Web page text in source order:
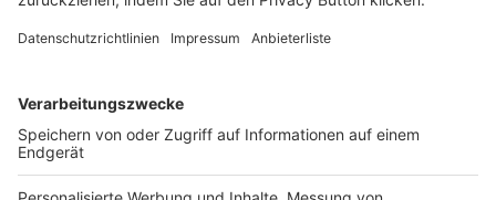
FOLGE DEM BFV
TOP-VEREINE